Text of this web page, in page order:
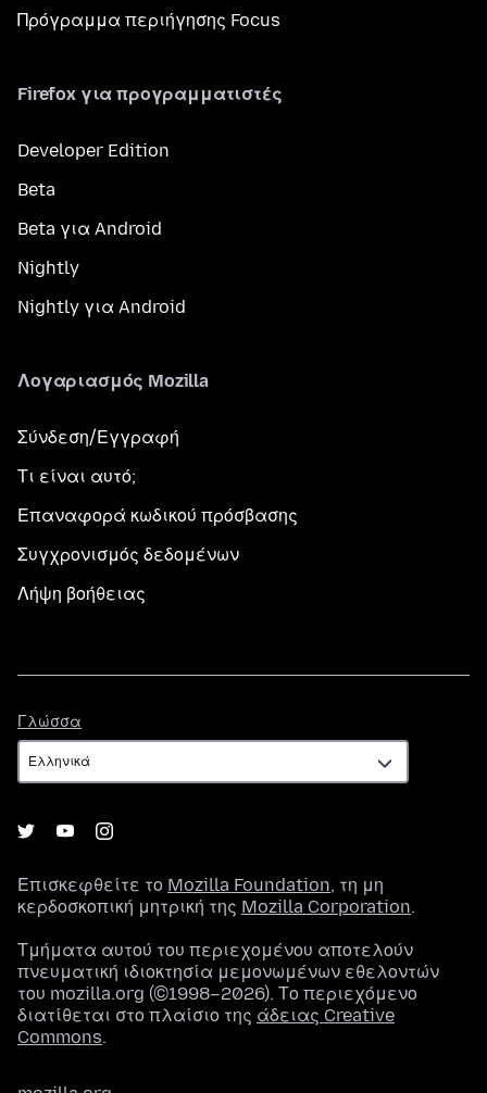
Πρόγραμμα περιήγησης Focus
Firefox για προγραμματιστές
Developer Edition
Beta
Beta για Android
Nightly
Nightly για Android
Λογαριασμός Mozilla
Σύνδεση/Εγγραφή
Τι είναι αυτό;
Επαναφορά κωδικού πρόσβασης
Συγχρονισμός δεδομένων
Λήψη βοήθειας
Γλώσσα
Επισκεφθείτε το Mozilla Foundation, τη μη
κερδοσκοπική μητρική της Mozilla Corporation.
Τμήματα αυτού του περιεχομένου αποτελούν
πνευματική ιδιοκτησία μεμονωμένων εθελοντών
του mozilla.org (©1998–2026). Το περιεχόμενο
διατίθεται στο πλαίσιο της άδειας Creative
Commons.